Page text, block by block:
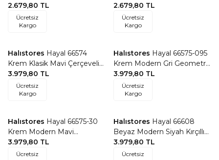
Salon Halısı
2.679,80 TL
Ücretsiz
Kargo
Salon Halısı
2.679,80 TL
Ücretsiz
Kargo
Favorilere Ekle
Halıstores Hayal 66574
Krem Klasik Mavi Çerçeveli
Saçaklı Salon Halısı
3.979,80 TL
Ücretsiz
Kargo
Favorilere Ekle
Halıstores Hayal 66575-095
Krem Modern Gri Geometrik
Şekilli Saçaklı Salon Halısı
3.979,80 TL
Ücretsiz
Kargo
Favorilere Ekle
Halıstores Hayal 66575-30
Krem Modern Mavi
Geometrik Şekilli Saçaklı
Salon Halısı
3.979,80 TL
Ücretsiz
Favorilere Ekle
Halıstores Hayal 66608
Beyaz Modern Siyah Kırçıllı
Saçaklı Salon Halısı
3.979,80 TL
Ücretsiz